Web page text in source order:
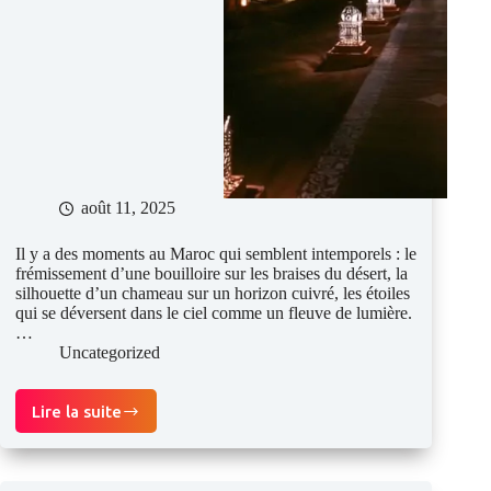
août 11, 2025
Il y a des moments au Maroc qui semblent intemporels : le
frémissement d’une bouilloire sur les braises du désert, la
silhouette d’un chameau sur un horizon cuivré, les étoiles
qui se déversent dans le ciel comme un fleuve de lumière.
…
Uncategorized
Lire la suite
Sous
le
ciel